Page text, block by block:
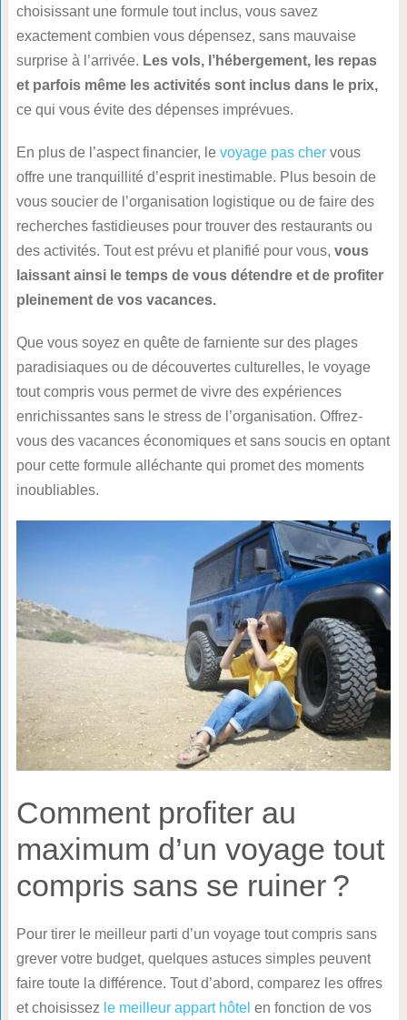
choisissant une formule tout inclus, vous savez
exactement combien vous dépensez, sans mauvaise
surprise à l’arrivée. Les vols, l’hébergement, les repas
et parfois même les activités sont inclus dans le prix,
ce qui vous évite des dépenses imprévues.
En plus de l’aspect financier, le voyage pas chervous
offre une tranquillité d’esprit inestimable. Plus besoin de
vous soucier de l’organisation logistique ou de faire des
recherches fastidieuses pour trouver des restaurants ou
des activités. Tout est prévu et planifié pour vous, vous
laissant ainsi le temps de vous détendre et de profiter
pleinement de vos vacances.
Que vous soyez en quête de farniente sur des plages
paradisiaques ou de découvertes culturelles, le voyage
tout compris vous permet de vivre des expériences
enrichissantes sans le stress de l’organisation. Offrez-
vous des vacances économiques et sans soucis en optant
pour cette formule alléchante qui promet des moments
inoubliables.
Comment profiter au
maximum d’un voyage tout
compris sans se ruiner ?
Pour tirer le meilleur parti d’un voyage tout compris sans
grever votre budget, quelques astuces simples peuvent
faire toute la différence. Tout d’abord, comparez les offres
et choisissez le meilleur appart hôtel en fonction de vos